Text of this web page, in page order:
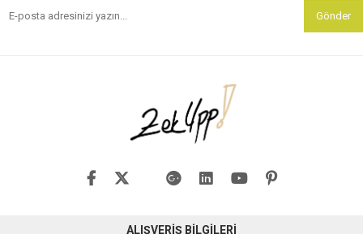
Gönder
ALIŞVERİŞ BİLGİLERİ